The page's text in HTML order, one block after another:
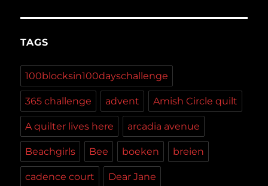
TAGS
100blocksin100dayschallenge
365 challenge advent Amish Circle quilt
A quilter lives here arcadia avenue
Beachgirls Bee boeken breien
cadence court Dear Jane